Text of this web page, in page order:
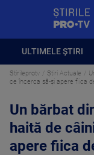
ULTIMELE ȘTIRI
Stirileprotv Știri Actuale
ce încerca să-și apere fiica
Un bărbat
haită de
apere fiica